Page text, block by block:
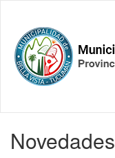
contenido
principal
Municipalidad
de Bella
Vista.
Tucumán
Contenido
Novedades